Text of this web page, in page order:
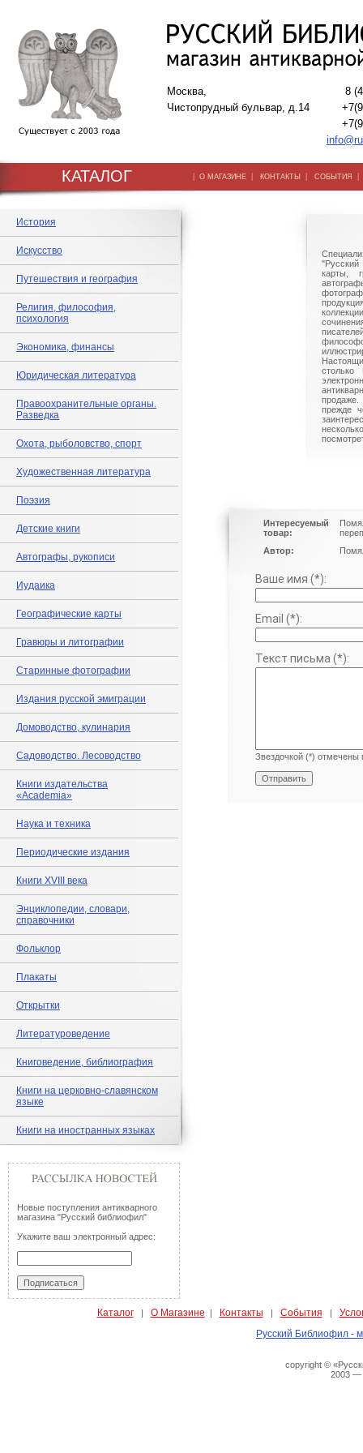
Москва,
Чистопрудный бульвар, д.14
8
КАТАЛОГ | О МАГАЗИНЕ | КОНТАКТЫ | СОБЫТИЯ
История
Искусство
Путешествия и география
Религия, философия,
психология
Экономика, финансы
Юридическая литература
Правоохранительные органы.
Разведка
Охота, рыболовство, спорт
Художественная литература
Поэзия
Детские книги
Автографы, рукописи
Иудаика
Географические карты
Гравюры и литографии
Старинные фотографии
Издания русской эмиграции
Домоводство, кулинария
Садоводство. Лесоводство
Книги издательства
«Academia»
Наука и техника
Периодические издания
Книги XVIII века
Энциклопедии, словари,
справочники
Фольклор
Плакаты
Открытки
Литературоведение
Книговедение, библиография
Книги на церковно-славянском
языке
Книги на иностранных языках
Новые поступления антикварного
магазина "Русский библиофил"
Укажите ваш электронный адрес:
"Русский
карты,
столько
прежде
Интересуемый
товар:
Автор:
Ваше имя (*):
Email (*):
Текст письма (*):
Звездочкой (*) отмечены
Каталог| О Магазине | Контакты | События |
Русский Библиофил -
copyright ©
2003 —